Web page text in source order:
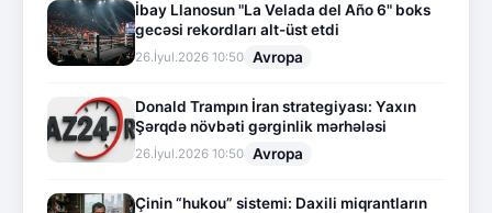
İbay Llanosun "La Velada del Año 6" boks
gecəsi rekordları alt-üst etdi
26.İyul.2026 10:50 Avropa
Donald Trampın İran strategiyası: Yaxın
Şərqdə növbəti gərginlik mərhələsi
26.İyul.2026 10:50 Avropa
Çinin “hukou” sistemi: Daxili miqrantların